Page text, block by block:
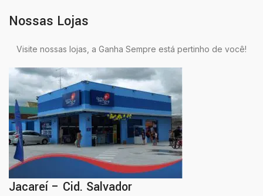
Nossas Lojas
Visite nossas lojas, a Ganha Sempre está pertinho de você!
Jacareí – Cid. Salvador